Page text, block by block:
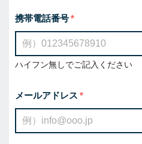
携帯電話番号
ハイフン無しでご記入ください
メールアドレス